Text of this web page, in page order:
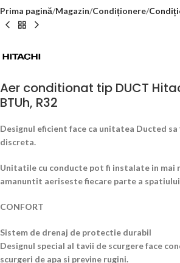
Prima pagină Magazin Condiționere
Aer conditionat tip DUCT
BTUh, R32
Designul eficient face ca unitatea Ducted
discreta.
Unitatile cu conducte pot fi instalate in mai
amanuntit aeriseste fiecare parte a
CONFORT
Sistem de drenaj de protectie durabil
Designul special al tavii de scurgere face
scurgeri de apa si previne rugini.